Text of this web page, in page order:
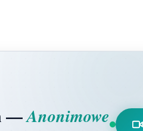
—Anonimowe